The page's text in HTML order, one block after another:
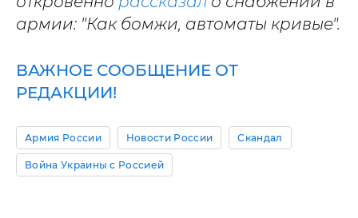
армии: "Как бомжи, автоматы кривые".
ВАЖНОЕ СООБЩЕНИЕ ОТ
РЕДАКЦИИ!
Армия России Новости России Скандал
Война Украины с Россией